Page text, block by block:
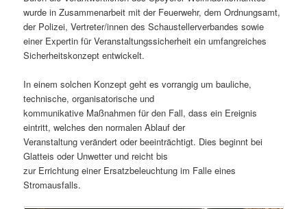
wurde in Zusammenarbeit mit der Feuerwehr, dem Ordnungsamt,
der Polizei, Vertreter/innen des Schaustellerverbandes sowie
einer Expertin für Veranstaltungssicherheit ein umfangreiches
Sicherheitskonzept entwickelt.
In einem solchen Konzept geht es vorrangig um bauliche,
technische, organisatorische und
kommunikative Maßnahmen für den Fall, dass ein Ereignis
eintritt, welches den normalen Ablauf der
Veranstaltung verändert oder beeinträchtigt. Dies beginnt bei
Glatteis oder Unwetter und reicht bis
zur Errichtung einer Ersatzbeleuchtung im Falle eines
Stromausfalls.